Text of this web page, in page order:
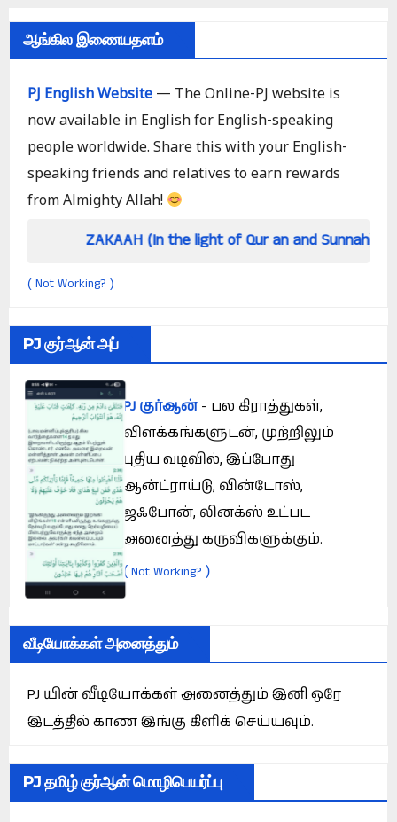
ஆங்கில இணையதளம்
PJ English Website — The Online-PJ website is
now available in English for English-speaking
people worldwide. Share this with your English-
speaking friends and relatives to earn rewards
from Almighty Allah!
(In the light of Qur an and Sunnah)
( Not Working? )
PJ குர்ஆன் அப்
PJ குர்ஆன்- பல கிராத்துகள்,
விளக்கங்களுடன், முற்றிலும்
புதிய வடிவில், இப்போது
ஆன்ட்ராய்டு, வின்டோஸ்,
ஜஃபோன், லினக்ஸ் உட்பட
அனைத்து கருவிகளுக்கும்.
(Not Working? )
வீடியோக்கள் அனைத்தும்
PJ யின் வீடியோக்கள் அனைத்தும் இனி ஒரே
இடத்தில் காண இங்கு கிளிக் செய்யவும்.
PJ தமிழ் குர்ஆன் மொழிபெயர்ப்பு